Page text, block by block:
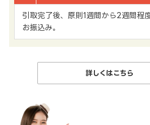
引取完了後、原則1週間から2週間程
お振込み。
詳しくはこちら